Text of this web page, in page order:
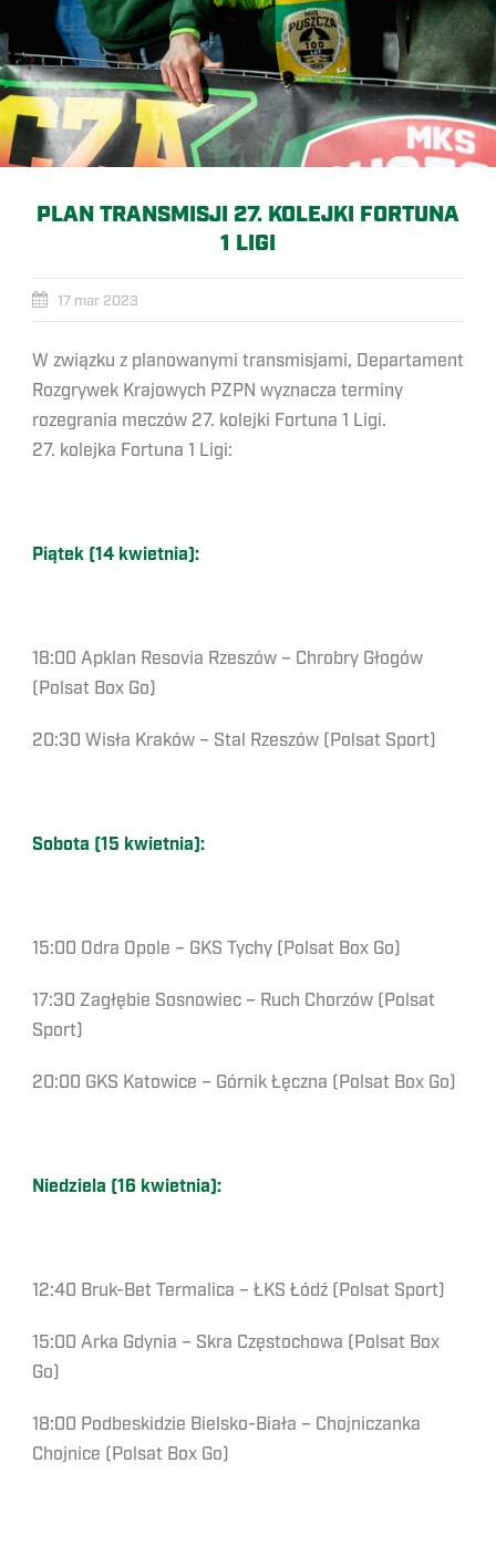
PLAN TRANSMISJI 27. KOLEJKI FORTUNA
1 LIGI
17 mar 2023
W związku z planowanymi transmisjami, Departament
Rozgrywek Krajowych PZPN wyznacza terminy
rozegrania meczów 27. kolejki Fortuna 1 Ligi.
27. kolejka Fortuna 1 Ligi:
Piątek (14 kwietnia):
18:00 Apklan Resovia Rzeszów – Chrobry Głogów
(Polsat Box Go)
20:30 Wisła Kraków – Stal Rzeszów (Polsat Sport)
Sobota (15 kwietnia):
15:00 Odra Opole – GKS Tychy (Polsat Box Go)
17:30 Zagłębie Sosnowiec – Ruch Chorzów (Polsat
Sport)
20:00 GKS Katowice – Górnik Łęczna (Polsat Box Go)
Niedziela (16 kwietnia):
12:40 Bruk-Bet Termalica – ŁKS Łódź (Polsat Sport)
15:00 Arka Gdynia – Skra Częstochowa (Polsat Box
Go)
18:00 Podbeskidzie Bielsko-Biała – Chojniczanka
Chojnice (Polsat Box Go)